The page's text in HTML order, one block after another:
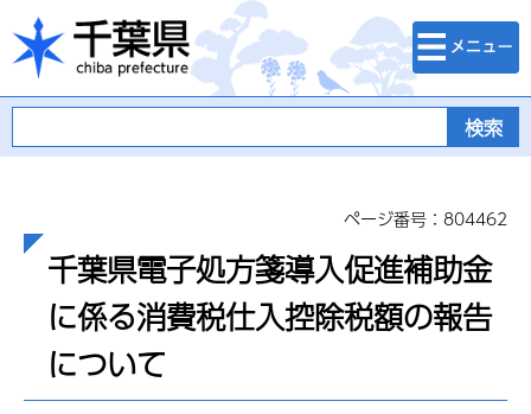
千葉県
検索・メニュ
ー
ページ番号：804462
千葉県電子処方箋導入促進補助金
に係る消費税仕入控除税額の報告
について